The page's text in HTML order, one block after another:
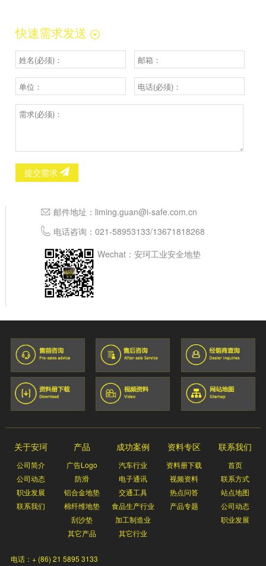
快速需求发送
提交需求
邮件地址： liming.guan@i-safe.com.cn
电话咨询： 021-58953133/13671818268
Wechat：安珂工业安全地垫
关于安珂
公司简介
公司动态
职业发展
联系我们
产品
广告Logo
防滑
铝合金地垫
棉纤维地垫
刮沙垫
其它产品
成功案例
汽车行业
电子通讯
交通工具
食品生产行业
加工制造业
其它行业
资料专区
资料册下载
视频资料
热点问答
产品专题
联系我们
首页
联系方式
站点地图
公司动态
职业发展
电话：+ (86) 21 5895 3133